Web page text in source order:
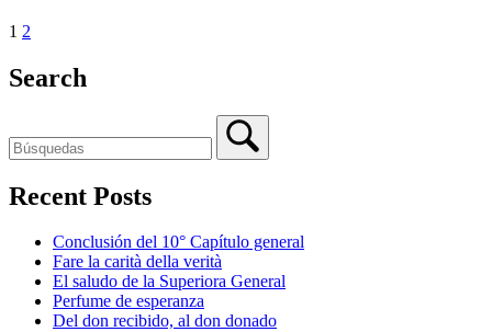
1 2
Search
Recent Posts
Conclusión del 10° Capítulo general
Fare la carità della verità
El saludo de la Superiora General
Perfume de esperanza
Del don recibido, al don donado